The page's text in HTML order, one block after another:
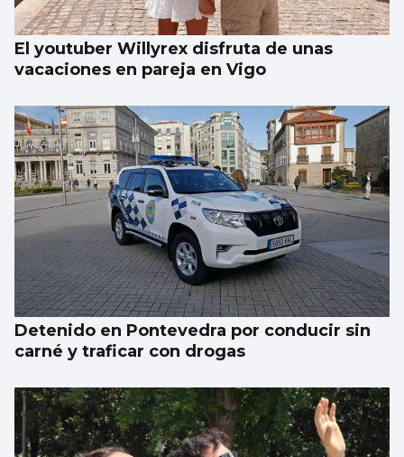
El youtuber Willyrex disfruta de unas
vacaciones en pareja en Vigo
Detenido en Pontevedra por conducir sin
carné y traficar con drogas